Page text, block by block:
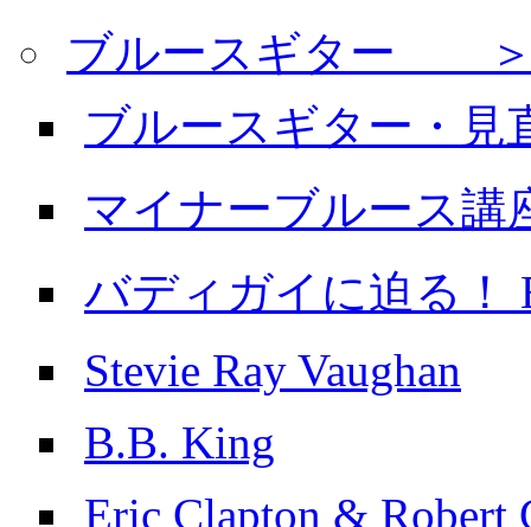
ブルースギター ＞
ブルースギター・見
マイナーブルース講
バディガイに迫る！
Stevie Ray Vaughan
B.B. King
Eric Clapton & Robert